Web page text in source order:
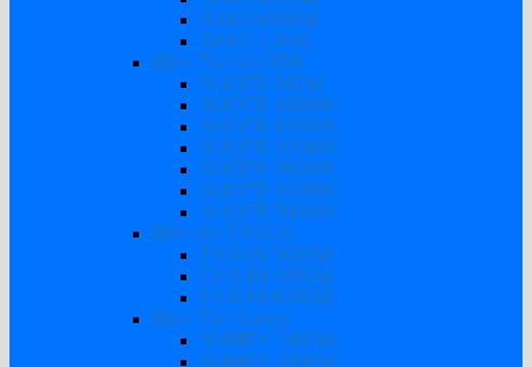
SAKO 6200W
SAKO 11KW
Biến Tần SUOER
SUOER 500W
SUOER 1000W
SUOER 1500W
SUOER 2000W
SUOER 3000W
SUOER 3200W
SUOER 5000W
Biến tần EASUN
EASUN 3000W
EASUN 3800W
EASUN 6200W
Biến Tần Sumry
SUMRY 1800W
SUMRY 3000W